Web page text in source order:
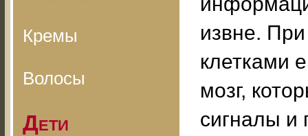
Кремы
Волосы
Дети
извне.
клетками
мозг,
сигналы и